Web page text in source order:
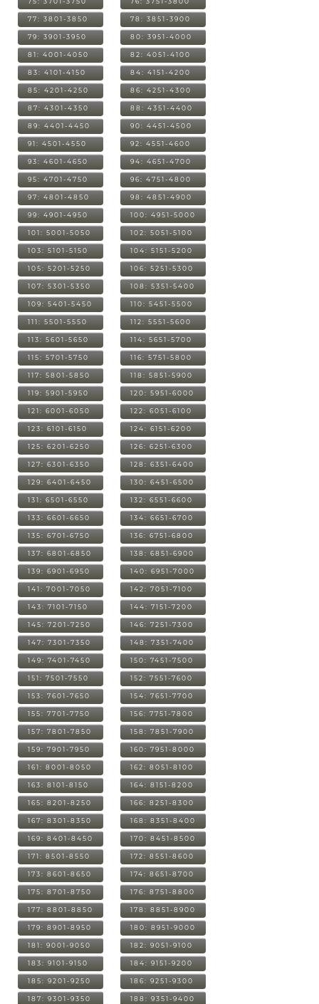
77: 3801-3850 78: 3851-3900
79: 3901-3950 80: 3951-4000
81: 4001-4050 82: 4051-4100
83: 4101-4150 84: 4151-4200
85: 4201-4250 86: 4251-4300
87: 4301-4350 88: 4351-4400
89: 4401-4450 90: 4451-4500
91: 4501-4550 92: 4551-4600
93: 4601-4650 94: 4651-4700
95: 4701-4750 96: 4751-4800
97: 4801-4850 98: 4851-4900
99: 4901-4950 100: 4951-5000
101: 5001-5050 102: 5051-5100
103: 5101-5150 104: 5151-5200
105: 5201-5250 106: 5251-5300
107: 5301-5350 108: 5351-5400
109: 5401-5450 110: 5451-5500
111: 5501-5550 112: 5551-5600
113: 5601-5650 114: 5651-5700
115: 5701-5750 116: 5751-5800
117: 5801-5850 118: 5851-5900
119: 5901-5950 120: 5951-6000
121: 6001-6050 122: 6051-6100
123: 6101-6150 124: 6151-6200
125: 6201-6250 126: 6251-6300
127: 6301-6350 128: 6351-6400
129: 6401-6450 130: 6451-6500
131: 6501-6550 132: 6551-6600
133: 6601-6650 134: 6651-6700
135: 6701-6750 136: 6751-6800
137: 6801-6850 138: 6851-6900
139: 6901-6950 140: 6951-7000
141: 7001-7050 142: 7051-7100
143: 7101-7150 144: 7151-7200
145: 7201-7250 146: 7251-7300
147: 7301-7350 148: 7351-7400
149: 7401-7450 150: 7451-7500
151: 7501-7550 152: 7551-7600
153: 7601-7650 154: 7651-7700
155: 7701-7750 156: 7751-7800
157: 7801-7850 158: 7851-7900
159: 7901-7950 160: 7951-8000
161: 8001-8050 162: 8051-8100
163: 8101-8150 164: 8151-8200
165: 8201-8250 166: 8251-8300
167: 8301-8350 168: 8351-8400
169: 8401-8450 170: 8451-8500
171: 8501-8550 172: 8551-8600
173: 8601-8650 174: 8651-8700
175: 8701-8750 176: 8751-8800
177: 8801-8850 178: 8851-8900
179: 8901-8950 180: 8951-9000
181: 9001-9050 182: 9051-9100
183: 9101-9150 184: 9151-9200
185: 9201-9250 186: 9251-9300
187: 9301-9350 188: 9351-9400